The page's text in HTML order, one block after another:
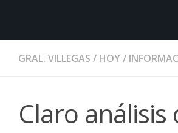
GRAL. VILLEGAS / HOY/
Claro